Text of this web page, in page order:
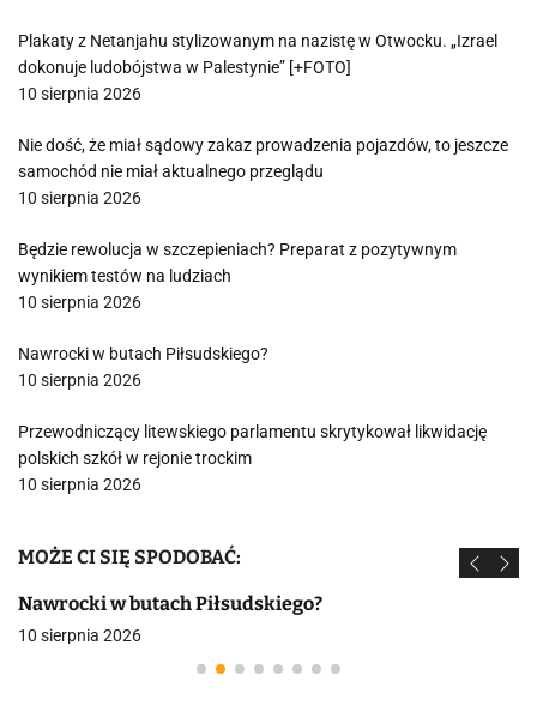
Plakaty z Netanjahu stylizowanym na nazistę w Otwocku. „Izrael
dokonuje ludobójstwa w Palestynie” [+FOTO]
10 sierpnia 2026
Nie dość, że miał sądowy zakaz prowadzenia pojazdów, to jeszcze
samochód nie miał aktualnego przeglądu
10 sierpnia 2026
Będzie rewolucja w szczepieniach? Preparat z pozytywnym
wynikiem testów na ludziach
10 sierpnia 2026
Nawrocki w butach Piłsudskiego?
10 sierpnia 2026
Przewodniczący litewskiego parlamentu skrytykował likwidację
polskich szkół w rejonie trockim
10 sierpnia 2026
MOŻE CI SIĘ SPODOBAĆ:
Nawrocki w butach Piłsudskiego?
10 sierpnia 2026